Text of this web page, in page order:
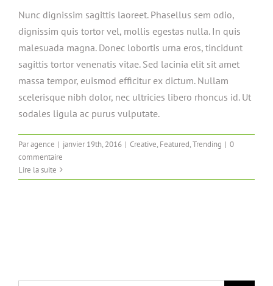
Nunc dignissim sagittis laoreet. Phasellus sem odio,
dignissim quis tortor vel, mollis egestas nulla. In quis
malesuada magna. Donec lobortis urna eros, tincidunt
sagittis tortor venenatis vitae. Sed lacinia elit sit amet
massa tempor, euismod efficitur ex dictum. Nullam
scelerisque nibh dolor, nec ultricies libero rhoncus id. Ut
sodales ligula ac purus vulputate.
Paragence | janvier 19th, 2016 | Creative, Featured,Trending | 0
commentaire
Lire la suite